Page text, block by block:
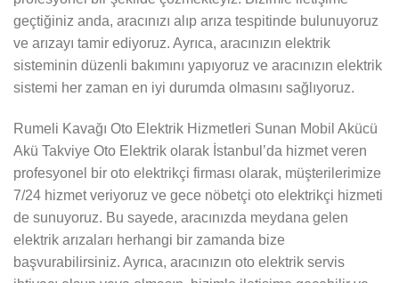
geçtiğiniz anda, aracınızı alıp arıza tespitinde bulunuyoruz
ve arızayı tamir ediyoruz. Ayrıca, aracınızın elektrik
sisteminin düzenli bakımını yapıyoruz ve aracınızın elektrik
sistemi her zaman en iyi durumda olmasını sağlıyoruz.
Rumeli Kavağı Oto Elektrik Hizmetleri Sunan Mobil Akücü
Akü Takviye Oto Elektrik olarak İstanbul’da hizmet veren
profesyonel bir oto elektrikçi firması olarak, müşterilerimize
7/24 hizmet veriyoruz ve gece nöbetçi oto elektrikçi hizmeti
de sunuyoruz. Bu sayede, aracınızda meydana gelen
elektrik arızaları herhangi bir zamanda bize
başvurabilirsiniz. Ayrıca, aracınızın oto elektrik servis